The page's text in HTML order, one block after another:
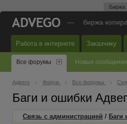
Биржа
— биржа
Работа в интернете Заказчику
Все форумы Новые сообщения
Адвего Форум Все форумы
Баги и ошибки
Связь с администрацией / Баги